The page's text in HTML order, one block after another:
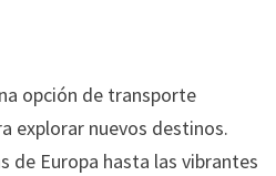
opción de transporte
explorar nuevos destinos.
de Europa hasta las vibrantes